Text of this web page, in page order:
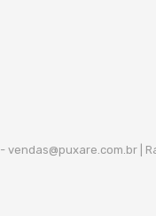
- vendas@puxare.com.br |